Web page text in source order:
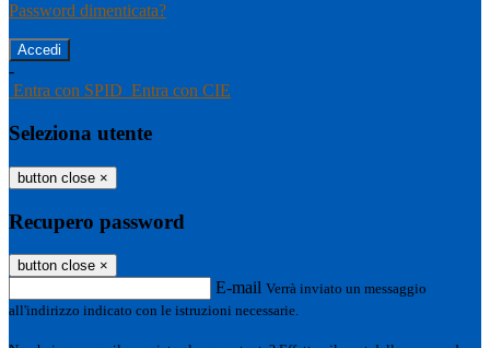
Password dimenticata?
-
Entra con SPID Entra con CIE
Seleziona utente
button close ×
Recupero password
button close ×
E-mail Verrà inviato un messaggio
all'indirizzo indicato con le istruzioni necessarie.